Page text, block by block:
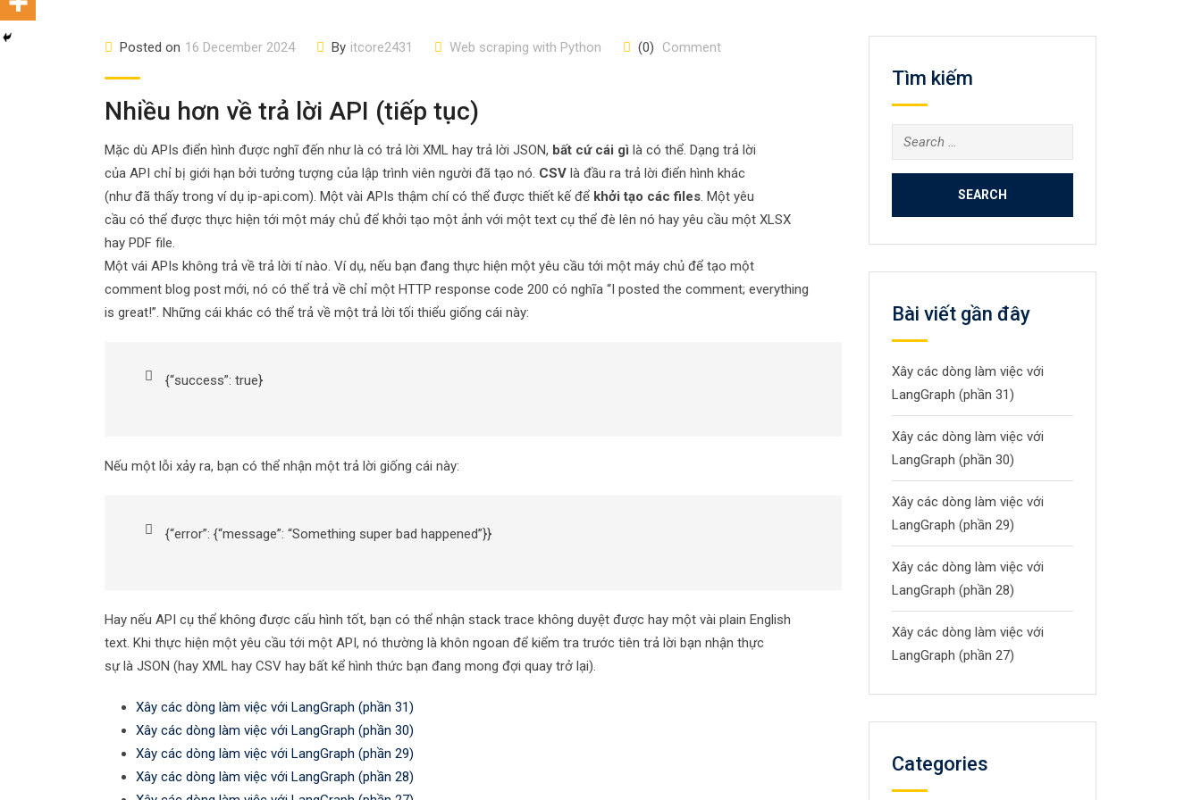
Posted on 16 December 2024 By itcore2431 Web scraping with Python (0) Comment
Nhiều hơn về trả lời API (tiếp tục)
Mặc dù APIs điển hình được nghĩ đến như là có trả lời XML hay trả lời JSON, bất cứ cái gì là có thể. Dạng trả lời
của API chỉ bị giới hạn bởi tưởng tượng của lập trình viên người đã tạo nó. CSV là đầu ra trả lời điển hình khác
(như đã thấy trong ví dụ ip-api.com). Một vài APIs thậm chí có thể được thiết kế để khởi tạo các files. Một yêu
cầu có thể được thực hiện tới một máy chủ để khởi tạo một ảnh với một text cụ thể đè lên nó hay yêu cầu một XLSX
hay PDF file.
Một vái APIs không trả về trả lời tí nào. Ví dụ, nếu bạn đang thực hiện một yêu cầu tới một máy chủ để tạo một
comment blog post mới, nó có thể trả về chỉ một HTTP response code 200 có nghĩa “I posted the comment; everything
is great!”. Những cái khác có thể trả về một trả lời tối thiểu giống cái này:
{“success”: true}
Nếu một lỗi xảy ra, bạn có thể nhận một trả lời giống cái này:
{“error”: {“message”: “Something super bad happened”}}
Hay nếu API cụ thể không được cấu hình tốt, bạn có thể nhận stack trace không duyệt được hay một vài plain English
text. Khi thực hiện một yêu cầu tới một API, nó thường là khôn ngoan để kiểm tra trước tiên trả lời bạn nhận thực
sự là JSON (hay XML hay CSV hay bất kể hình thức bạn đang mong đợi quay trở lại).
Xây các dòng làm việc với LangGraph (phần 31)
Xây các dòng làm việc với LangGraph (phần 30)
Xây các dòng làm việc với LangGraph (phần 29)
Xây các dòng làm việc với LangGraph (phần 28)
Tìm kiếm
Search
for:
Bài viết gần đây
Xây các dòng làm việc với
LangGraph (phần 31)
Xây các dòng làm việc với
LangGraph (phần 30)
Xây các dòng làm việc với
LangGraph (phần 29)
Xây các dòng làm việc với
LangGraph (phần 28)
Xây các dòng làm việc với
LangGraph (phần 27)
Categories